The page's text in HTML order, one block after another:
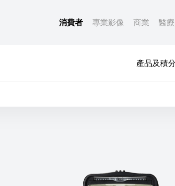
消費者 專業影像 商業 醫
產品及積